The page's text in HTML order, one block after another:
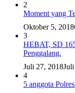
2
Moment yang
Oktober 5, 2018
3
HEBAT, SD
Penggalang.
Juli 27, 2018
4
5 anggota